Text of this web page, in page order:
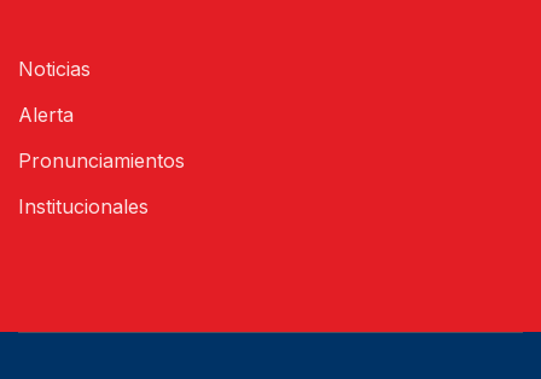
Noticias
Alerta
Pronunciamientos
Institucionales